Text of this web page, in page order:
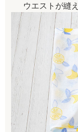
ウエストが縫